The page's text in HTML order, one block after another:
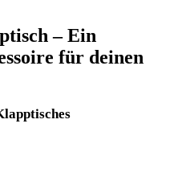
– Ein
für deinen